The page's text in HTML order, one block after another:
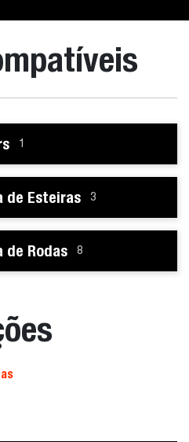
1
de Esteiras 3
de Rodas 8